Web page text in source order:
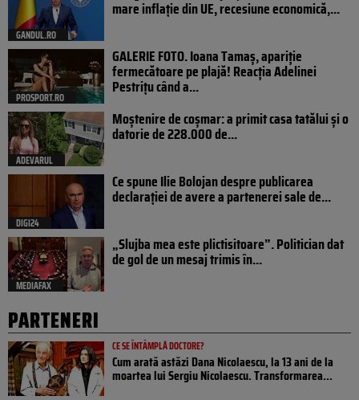
GANDUL.RO
mare inflație din UE, recesiune economică,...
PROSPORT.RO
GALERIE FOTO. Ioana Tamaş, apariție
fermecătoare pe plajă! Reacția Adelinei
Pestrițu când a...
ADEVARUL
Moștenire de coșmar: a primit casa tatălui și o
datorie de 228.000 de...
DIGI24
Ce spune Ilie Bolojan despre publicarea
declarației de avere a partenerei sale de...
MEDIAFAX
„Slujba mea este plictisitoare”. Politician dat
de gol de un mesaj trimis în...
PARTENERI
CE SE ÎNTÂMPLĂ DOCTORE?
Cum arată astăzi Dana Nicolaescu, la 13 ani de la
moartea lui Sergiu Nicolaescu. Transformarea...